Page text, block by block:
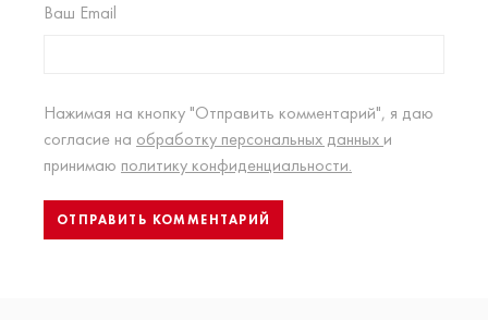
Ваш Email
Нажимая на кнопку "Отправить комментарий", я даю
согласие на обработку персональных данных и
принимаю политику конфиденциальности.